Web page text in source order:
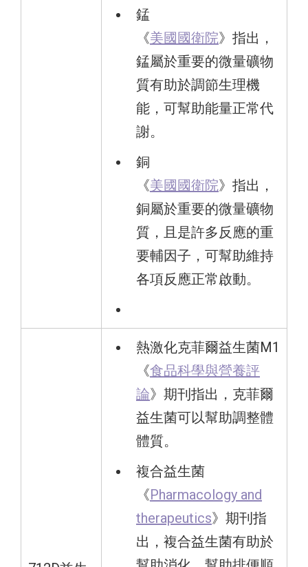
錳
《美國國衛院》指出，
錳屬於重要的微量礦物
質有助於調節生理機
能，可幫助能量正常代
謝。
銅
《美國國衛院》指出，
銅屬於重要的微量礦物
質，且是許多反應的重
要輔因子，可幫助維持
各項反應正常啟動。
熱激化克菲爾益生菌M1
《食品科學與營養評
論》期刊指出，克菲爾
益生菌可以幫助調整體
體質。
複合益生菌
《 Pharmacology and
therapeutics》期刊指
出，複合益生菌有助於